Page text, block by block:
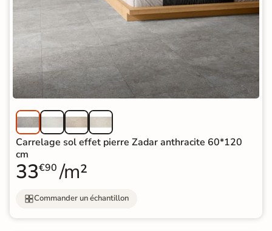
Carrelage sol effet pierre Zadar anthracite 60*120
cm
33€90 /m²
Commander un échantillon